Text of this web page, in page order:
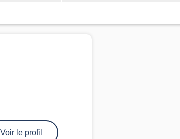
Voir le profil